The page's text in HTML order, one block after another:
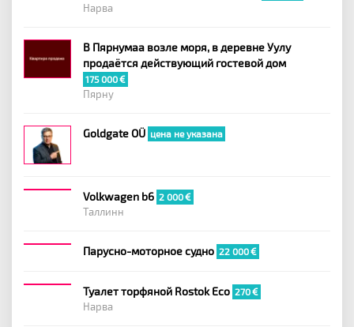
Нарва
В Пярнумаа возле моря, в деревне Уулу
продаётся действующий гостевой дом
175 000
Пярну
Goldgate OÜ цена не указана
Volkwagen b6 2 000
Таллинн
Парусно-моторное судно 22 000
Туалет торфяной Rostok Eco 270
Нарва